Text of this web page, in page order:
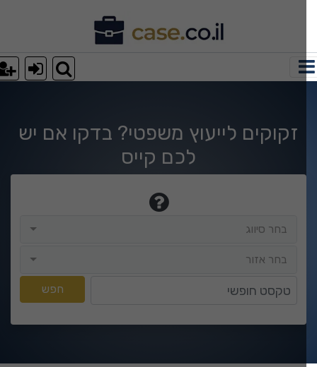
חיפוש
זקוקים לייעוץ משפטי? בדקו אם יש
לכם קייס
בחר סיווג
בחר אזור
חפש